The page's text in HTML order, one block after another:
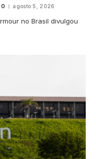
agosto 5, 2026
no Brasil divulgou